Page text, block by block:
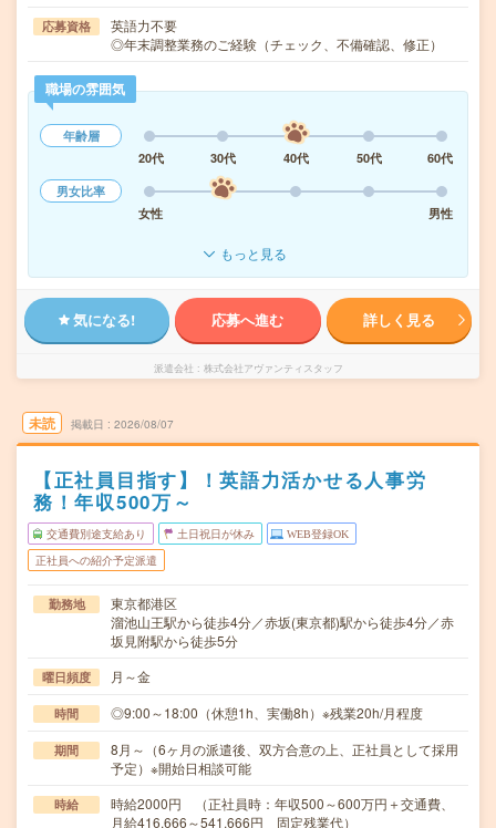
応募資格
英語力不要
◎年末調整業務のご経験（チェック、不備確認、修正）
職場の雰囲気
年齢層
20代
30代 40代 50代
60代
男女比率
女性
男性
もっと見る
気になる! 応募へ進む 詳しく見る
派遣会社 株式会社アヴァンティスタッフ
未読 掲載日 2026/08/07
【正社員目指す】！英語力活かせる人事労
務！年収500万～
交通費別途支給あり 土日祝日が休み WEB登録OK
正社員への紹介予定派遣
勤務地
東京都港区
溜池山王駅から徒歩4分／赤坂(東京都)駅から徒歩4分／赤
坂見附駅から徒歩5分
曜日頻度 月～金
時間 ◎9:00～18:00（休憩1h、実働8h）※残業20h/月程度
期間
8月～（6ヶ月の派遣後、双方合意の上、正社員として採用
予定）※開始日相談可能
時給
時給2000円 （正社員時：年収500～600万円＋交通費、
月給416.666～541.666円 固定残業代）